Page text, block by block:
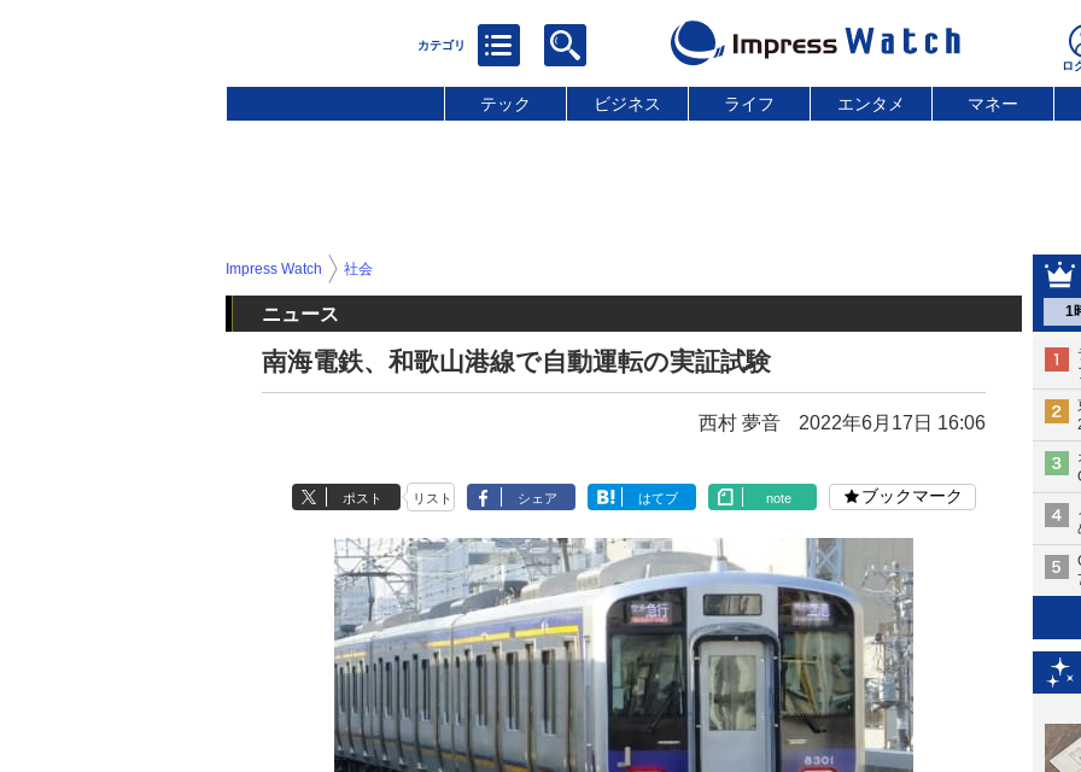
テック ビジネス ライフ エンタメ マネー
1
Impress Watch 社会
ニュース
南海電鉄、和歌山港線で自動運転の実証試験
西村 夢音 2022年6月17日 16:06
ポスト リスト シェア はてブ note ブックマーク